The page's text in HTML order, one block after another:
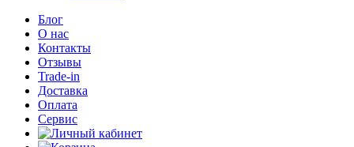
Блог
О нас
Контакты
Отзывы
Trade-in
Доставка
Оплата
Сервис